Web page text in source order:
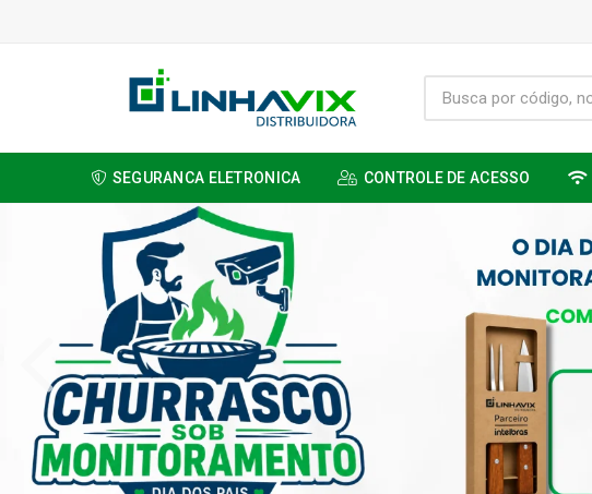
SEGURANCA ELETRONICA CONTROLE DE ACESSO